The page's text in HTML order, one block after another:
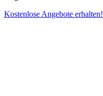
Kostenlose Angebote erhalten!